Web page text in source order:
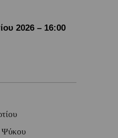
2026 – 16:00
Ψύκου